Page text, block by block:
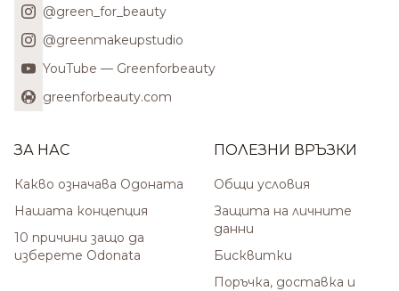
@green_for_beauty
@greenmakeupstudio
YouTube — Greenforbeauty
greenforbeauty.com
ЗА НАС
Какво означава Одоната
Нашата концепция
10 причини защо да
изберете Odonata
ПОЛЕЗНИ ВРЪЗКИ
Общи условия
Защита на личните
данни
Бисквитки
Поръчка, доставка и